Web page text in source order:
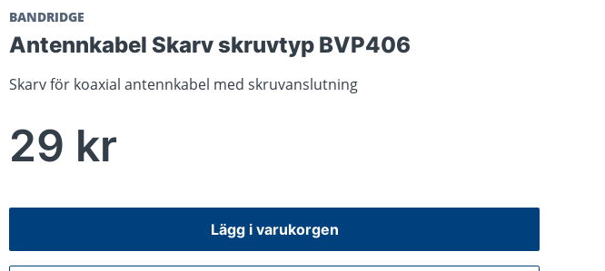
BANDRIDGE
Antennkabel Skarv skruvtyp BVP406
Skarv för koaxial antennkabel med skruvanslutning
29 kr
Lägg i varukorgen